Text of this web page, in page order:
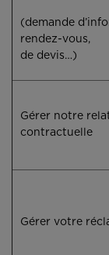
(demande
rendez-vous,
de devis…)
Gérer notre
contractuelle
Gérer votre